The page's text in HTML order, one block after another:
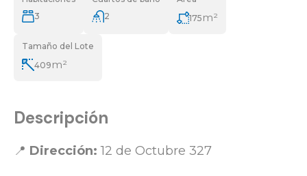
3
2
175 m²
Tamaño del Lote
409 m²
Descripción
📍 Dirección: 12 de Octubre 327